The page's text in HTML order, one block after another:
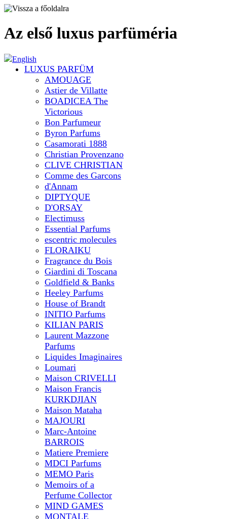
Az első luxus parfüméria
English
LUXUS PARFÜM
AMOUAGE
Astier de Villatte
BOADICEA The
Victorious
Bon Parfumeur
Byron Parfums
Casamorati 1888
Christian Provenzano
CLIVE CHRISTIAN
Comme des Garcons
d'Annam
DIPTYQUE
D'ORSAY
Electimuss
Essential Parfums
escentric molecules
FLORAIKU
Fragrance du Bois
Giardini di Toscana
Goldfield & Banks
Heeley Parfums
House of Brandt
INITIO Parfums
KILIAN PARIS
Laurent Mazzone
Parfums
Liquides Imaginaires
Loumari
Maison CRIVELLI
Maison Francis
KURKDJIAN
Maison Mataha
MAJOURI
Marc-Antoine
BARROIS
Matiere Premiere
MDCI Parfums
MEMO Paris
Memoirs of a
Perfume Collector
MIND GAMES
MONTALE